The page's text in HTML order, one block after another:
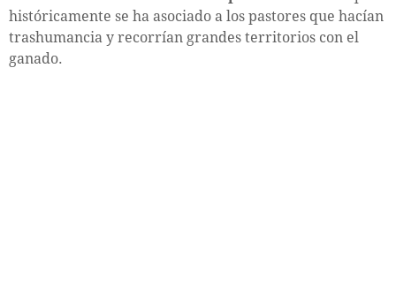
históricamente se ha asociado a los pastores que hacían
trashumancia y recorrían grandes territorios con el
ganado.